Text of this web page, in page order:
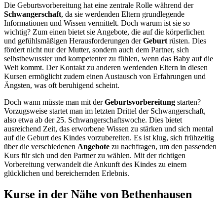
Die Geburtsvorbereitung hat eine zentrale Rolle während der
Schwangerschaft, da sie werdenden Eltern grundlegende
Informationen und Wissen vermittelt. Doch warum ist sie so
wichtig? Zum einen bietet sie Angebote, die auf die körperlichen
und gefühlsmäßigen Herausforderungen derGeburt rüsten. Dies
fördert nicht nur der Mutter, sondern auch dem Partner, sich
selbstbewusster und kompetenter zu fühlen, wenn das Baby auf die
Welt kommt. Der Kontakt zu anderen werdenden Eltern in diesen
Kursen ermöglicht zudem einen Austausch von Erfahrungen und
Ängsten, was oft beruhigend scheint.
Doch wann müsste man mit derGeburtsvorbereitung starten?
Vorzugsweise startet man im letzten Drittel der Schwangerschaft,
also etwa ab der 25. Schwangerschaftswoche. Dies bietet
ausreichend Zeit, das erworbene Wissen zu stärken und sich mental
auf die Geburt des Kindes vorzubereiten. Es ist klug, sich frühzeitig
über die verschiedenen Angebote zu nachfragen, um den passenden
Kurs für sich und den Partner zu wählen. Mit der richtigen
Vorbereitung verwandelt die Ankunft des Kindes zu einem
glücklichen und bereichernden Erlebnis.
Kurse in der Nähe von Bethenhausen